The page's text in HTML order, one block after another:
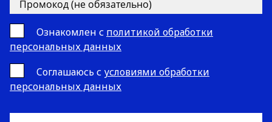
Ознакомлен с политикой обработки
персональных данных
Cоглашаюсь с условиями обработки
персональных данных